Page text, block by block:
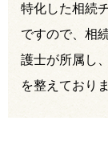
特化した相続
ですので、相
護士が所属し
を整えておりま